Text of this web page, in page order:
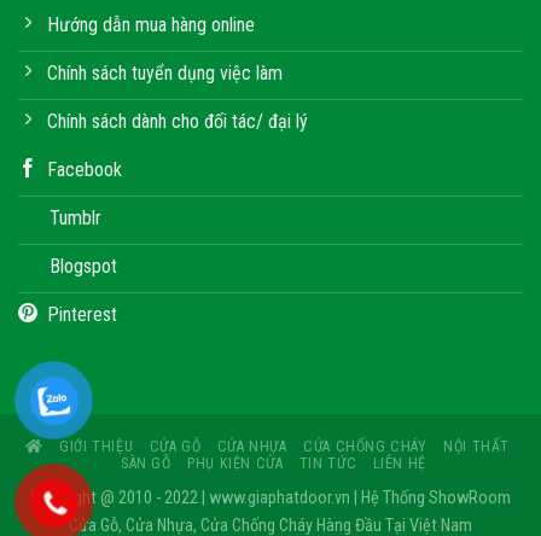
Hướng dẫn mua hàng online
Chính sách tuyển dụng việc làm
Chính sách dành cho đối tác/ đại lý
Facebook
Tumblr
Blogspot
Pinterest
GIỚI THIỆU CỬA GỖ CỬA NHỰA CỬA CHỐNG CHÁY
NỘI THẤT
SÀN GỖ
PHỤ KIỆN CỬA TIN TỨC LIÊN HỆ
Copyright @ 2010 - 2022 | www.giaphatdoor.vn | Hệ Thống ShowRoom
Cửa Gỗ, Cửa Nhựa, Cửa Chống Cháy Hàng Đầu Tại Việt Nam